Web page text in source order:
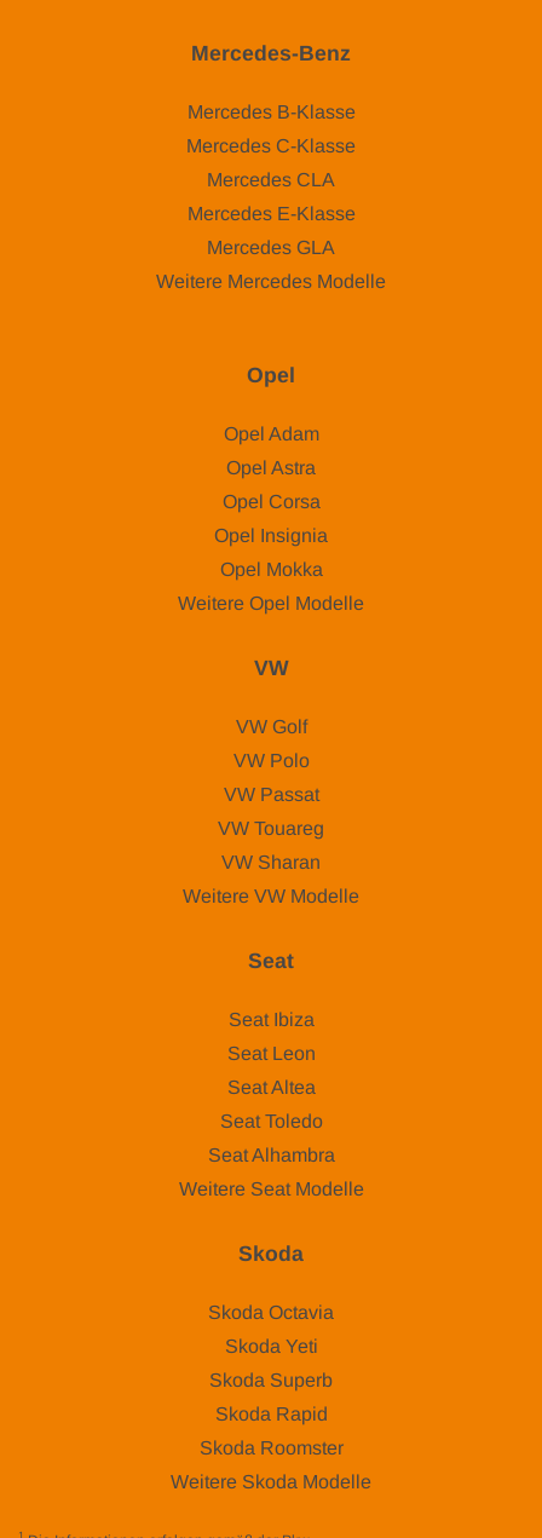
Mercedes-Benz
Mercedes B-Klasse
Mercedes C-Klasse
Mercedes CLA
Mercedes E-Klasse
Mercedes GLA
Weitere Mercedes Modelle
Opel
Opel Adam
Opel Astra
Opel Corsa
Opel Insignia
Opel Mokka
Weitere Opel Modelle
VW
VW Golf
VW Polo
VW Passat
VW Touareg
VW Sharan
Weitere VW Modelle
Seat
Seat Ibiza
Seat Leon
Seat Altea
Seat Toledo
Seat Alhambra
Weitere Seat Modelle
Skoda
Skoda Octavia
Skoda Yeti
Skoda Superb
Skoda Rapid
Skoda Roomster
Weitere Skoda Modelle